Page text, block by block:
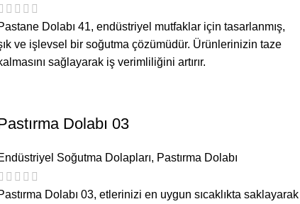
Dolabı 41, endüstriyel mutfaklar için tasarlanmış,
ve işlevsel bir soğutma çözümüdür. Ürünlerinizin taze
sağlayarak iş verimliliğini artırır.
Dolabı 03
Soğutma Dolapları, Pastırma Dolabı
Dolabı 03, etlerinizi en uygun sıcaklıkta saklayarak